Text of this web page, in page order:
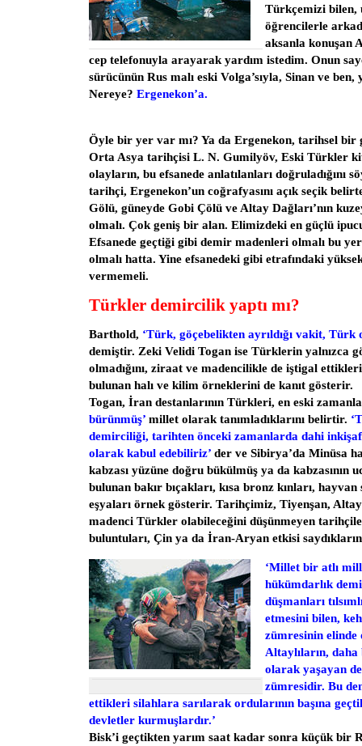
Türkçemizi bilen,
öğrencilerle
aksanla konuşan
cep telefonuyla arayarak yardım istedim. Onun
sürücünün Rus malı eski Volga’sıyla, Sinan ve
Nereye? Ergenekon’a.
Öyle bir yer var mı? Ya da Ergenekon, tarihsel bir
Orta Asya tarihçisi L. N. Gumilyöv, Eski Türkler
olayların, bu efsanede anlatılanları doğruladığını
tarihçi, Ergenekon’un coğrafyasını açık seçik
Gölü, güneyde Gobi Çölü ve Altay Dağları’nın
olmalı. Çok geniş bir alan. Elimizdeki en güçlü
Efsanede geçtiği gibi demir madenleri olmalı bu
olmalı hatta. Yine efsanedeki gibi etrafındaki
vermemeli.
Türkler demircilik yaptı mı?
Barthold, ‘Türk, göçebelikten ayrıldığı vakit, Türk
demiştir. Zeki Velidi Togan ise Türklerin yalnızca
olmadığını, ziraat ve madencilikle de iştigal
bulunan halı ve kilim örneklerini de kanıt gösterir.
Togan, İran destanlarının Türkleri, en eski
bürünmüş’ millet olarak tanımladıklarını belirtir.
demirciliği, tarihten önceki zamanlarda dahi
olarak kabul edebiliriz’ der ve Sibirya’da Minüsa
kabzası yüzüne doğru bükülmüş ya da kabzasının
bulunan bakır bıçakları, kısa bronz kınları,
eşyaları örnek gösterir. Tarihçimiz, Tiyenşan,
madenci Türkler olabileceğini düşünmeyen
buluntuları, Çin ya da İran-Aryan etkisi
‘Millet bir atlı
hükümdarlık
düşmanları
etmesini bilen,
zümresinin
Altaylıların,
olarak yaşayan
zümresidir. Bu
ettikleri silahlara sarılarak ordularının başına
devletler kurmuşlardır.’
Bisk’i geçtikten yarım saat kadar sonra küçük bir